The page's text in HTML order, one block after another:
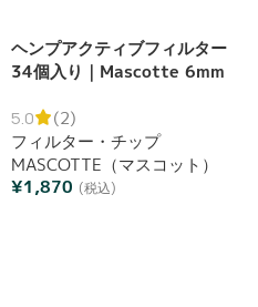
ヘンプアクティブフィルター
34個入り｜Mascotte 6mm
5.0
(2)
フィルター・チップ
MASCOTTE（マスコット）
¥1,870 (税込)